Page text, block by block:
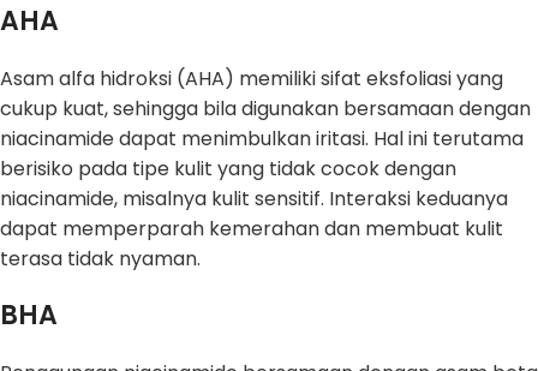
AHA
Asam alfa hidroksi (AHA) memiliki sifat eksfoliasi yang
cukup kuat, sehingga bila digunakan bersamaan dengan
niacinamide dapat menimbulkan iritasi. Hal ini terutama
berisiko pada tipe kulit yang tidak cocok dengan
niacinamide, misalnya kulit sensitif. Interaksi keduanya
dapat memperparah kemerahan dan membuat kulit
terasa tidak nyaman.
BHA